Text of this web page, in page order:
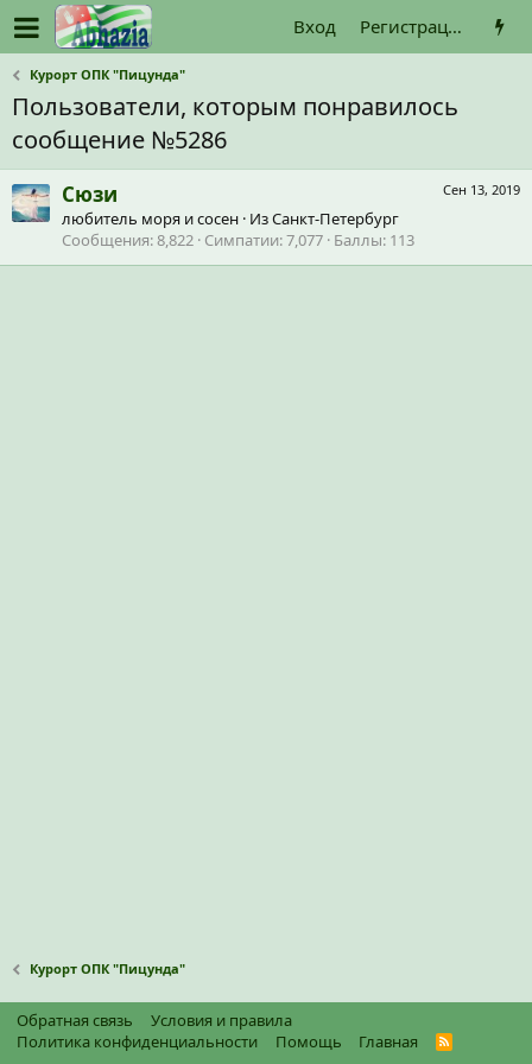
Вход Регистрация
Курорт ОПК "Пицунда"
Пользователи, которым понравилось
сообщение №5286
Сен 13, 2019
Сюзи
любитель моря и сосен · ИзСанкт-Петербург
Сообщения 8,822 Симпатии 7,077 Баллы 113
Курорт ОПК "Пицунда"
Обратная связь
Условия и правила
Политика конфиденциальности
Помощь Главная
R